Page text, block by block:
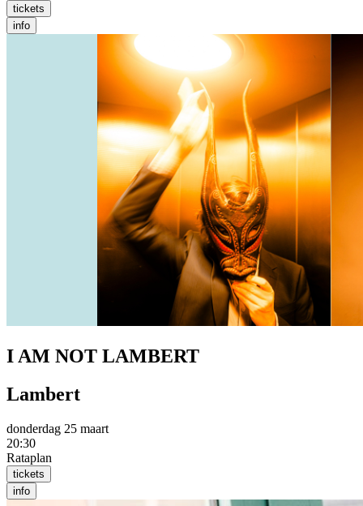
tickets
info
I AM NOT LAMBERT
Lambert
donderdag 25 maart
20:30
Rataplan
tickets
info